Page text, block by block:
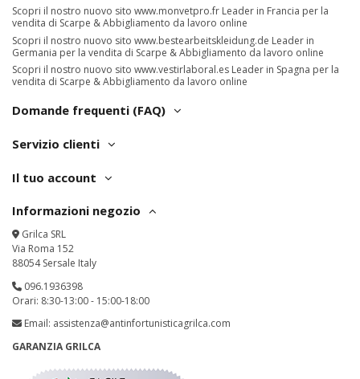
Scopri il nostro nuovo sito www.monvetpro.fr Leader in Francia per la
vendita di Scarpe & Abbigliamento da lavoro online
Scopri il nostro nuovo sito www.bestearbeitskleidung.de Leader in
Germania per la vendita di Scarpe & Abbigliamento da lavoro online
Scopri il nostro nuovo sito www.vestirlaboral.es Leader in Spagna per la
vendita di Scarpe & Abbigliamento da lavoro online
Domande frequenti (FAQ)
Servizio clienti
Il tuo account
Informazioni negozio
Grilca SRL
Via Roma 152
88054 Sersale Italy
096.1936398
Orari: 8:30-13:00 - 15:00-18:00
Email: assistenza@antinfortunisticagrilca.com
GARANZIA GRILCA